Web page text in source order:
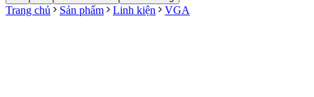
Trang chủ Sản phẩm Linh kiện VGA